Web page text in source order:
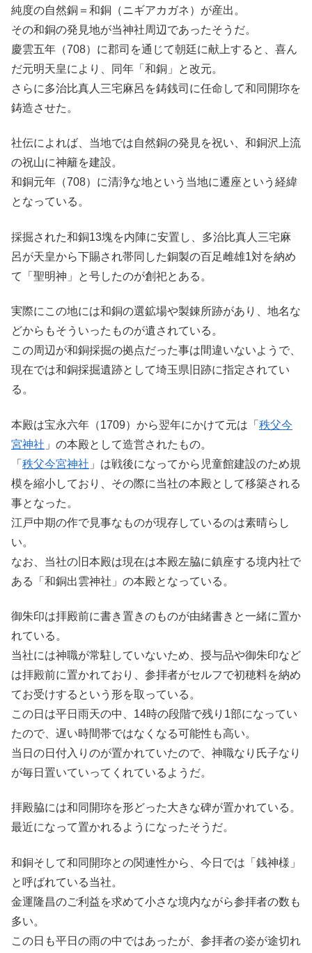
純度の自然銅＝和銅（ニギアカガネ）が産出。
その和銅の発見地が当神社周辺であったそうだ。
慶雲五年（708）に郡司を通じて朝廷に献上すると、喜ん
だ元明天皇により、同年「和銅」と改元。
さらに多治比真人三宅麻呂を鋳銭司に任命して和同開珎を
鋳造させた。
社伝によれば、当地では自然銅の発見を祝い、和銅沢上流
の祝山に神籬を建設。
和銅元年（708）に清浄な地という当地に遷座という経緯
となっている。
採掘された和銅13塊を内陣に安置し、多治比真人三宅麻
呂が天皇から下賜され帯同した銅製の百足雌雄1対を納め
て「聖明神」と号したのが創祀とある。
実際にこの地には和銅の選鉱場や製錬所跡があり、地名な
どからもそういったものが遺されている。
この周辺が和銅採掘の拠点だった事は間違いないようで、
現在では和銅採掘遺跡として埼玉県旧跡に指定されてい
る。
本殿は宝永六年（1709）から翌年にかけて元は「 秩父今
宮神社 」の本殿として造営されたもの。
「 秩父今宮神社 」は戦後になってから児童館建設のため規
模を縮小しており、その際に当社の本殿として移築される
事となった。
江戸中期の作で見事なものが現存しているのは素晴らし
い。
なお、当社の旧本殿は現在は本殿左脇に鎮座する境内社で
ある「和銅出雲神社」の本殿となっている。
御朱印は拝殿前に書き置きのものが由緒書きと一緒に置か
れている。
当社には神職が常駐していないため、授与品や御朱印など
は拝殿前に置かれており、参拝者がセルフで初穂料を納め
てお受けするという形を取っている。
この日は平日雨天の中、14時の段階で残り1部になってい
たので、遅い時間帯ではなくなる可能性も高い。
当日の日付入りのが置かれていたので、神職なり氏子なり
が毎日置いていってくれているようだ。
拝殿脇には和同開珎を形どった大きな碑が置かれている。
最近になって置かれるようになったそうだ。
和銅そして和同開珎との関連性から、今日では「銭神様」
と呼ばれている当社。
金運隆昌のご利益を求めて小さな境内ながら参拝者の数も
多い。
この日も平日の雨の中ではあったが、参拝者の姿が途切れ